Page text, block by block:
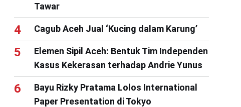
Tawar
Cagub Aceh Jual ‘Kucing dalam Karung’
Elemen Sipil Aceh: Bentuk Tim Independen
Kasus Kekerasan terhadap Andrie Yunus
Bayu Rizky Pratama Lolos International
Paper Presentation di Tokyo